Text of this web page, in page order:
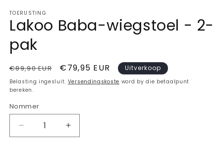
oop
TOERUSTING
Lakoo Baba-wiegstoel - 2-
pak
Gewone
prys
€89,90 EUR Verkoopprys
€79,95 EUR Uitverkoop
Belasting ingesluit. Versendingskoste word by die betaalpunt
bereken.
Nommer
Verminder
hoeveelheid
Verhoog
hoeveelheid